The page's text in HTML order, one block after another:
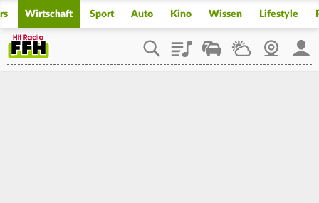
Wirtschaft Sport Auto Kino Wissen Lifestyle
PlaylistStaupilotWetterWebcam